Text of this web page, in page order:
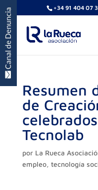
+34 91 404 07
Resumen
de
Tecnolab
por La Rueca
empleo, tecnología